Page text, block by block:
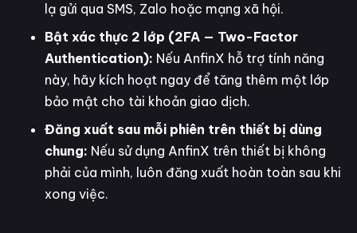
lạ gửi qua SMS, Zalo hoặc mạng xã hội.
Bật xác thực 2 lớp (2FA — Two-Factor
Authentication): Nếu AnfinX hỗ trợ tính năng
này, hãy kích hoạt ngay để tăng thêm một lớp
bảo mật cho tài khoản giao dịch.
Đăng xuất sau mỗi phiên trên thiết bị dùng
chung: Nếu sử dụng AnfinX trên thiết bị không
phải của mình, luôn đăng xuất hoàn toàn sau khi
xong việc.